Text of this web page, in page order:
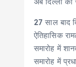
27 साल बाद
ऐतिहासिक
समारोह में
समारोह में